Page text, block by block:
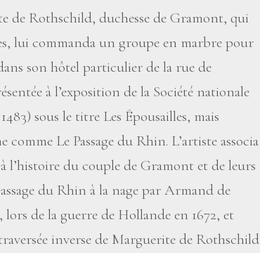
de Rothschild, duchesse de Gramont, qui
lui commanda un groupe en marbre pour
son hôtel particulier de la rue de
à l’exposition de la Société nationale
sous le titre Les Épousailles, mais
Le Passage du Rhin. L’artiste associa
l’histoire du couple de Gramont et de leurs
du Rhin à la nage par Armand de
de la guerre de Hollande en 1672, et
inverse de Marguerite de Rothschild